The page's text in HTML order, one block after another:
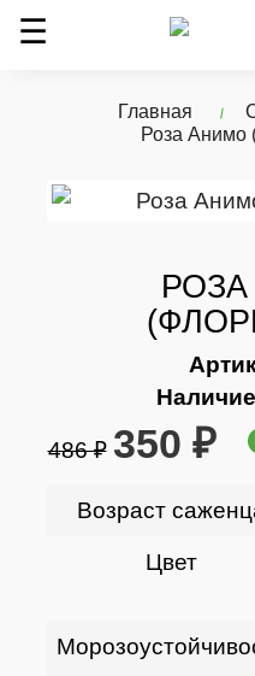
Главная
Роза Анимо
486 ₽ 350 ₽
Возраст
Цвет